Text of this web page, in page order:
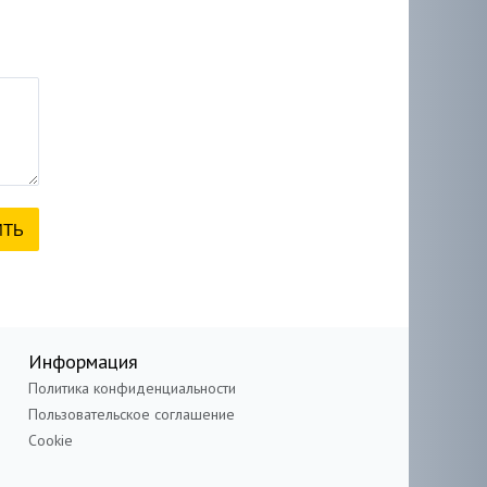
Информация
Политика конфиденциальности
Пользовательское соглашение
Cookie